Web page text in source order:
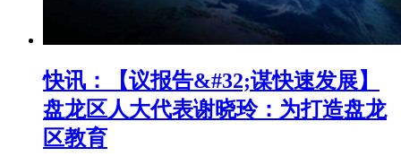
快讯：【议报告&#32;谋快速发展】
盘龙区人大代表谢晓玲：为打造盘龙
区教育